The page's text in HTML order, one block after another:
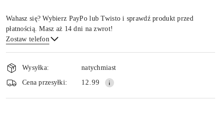
Wahasz się? Wybierz PayPo lub Twisto i sprawdź produkt przed
płatnością. Masz aż 14 dni na zwrot!
Zostaw telefon
Wyślij
Dostępność
i
dostawa
Wysyłka:
natychmiast
Cena przesyłki:
12.99